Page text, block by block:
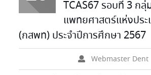
TCAS67 รอบที่ 3 กลุ่
แพทยศาสตร์แห่งประ
(กสพท) ประจำปีการศึกษา 2567
Webmaster Dent